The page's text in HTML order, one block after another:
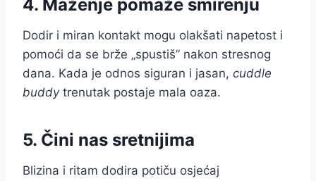
4. Maženje pomaže smirenju
Dodir i miran kontakt mogu olakšati napetost i
pomoći da se brže „spustiš” nakon stresnog
dana. Kada je odnos siguran i jasan, cuddle
buddytrenutak postaje mala oaza.
5. Čini nas sretnijima
Blizina i ritam dodira potiču osjećaj